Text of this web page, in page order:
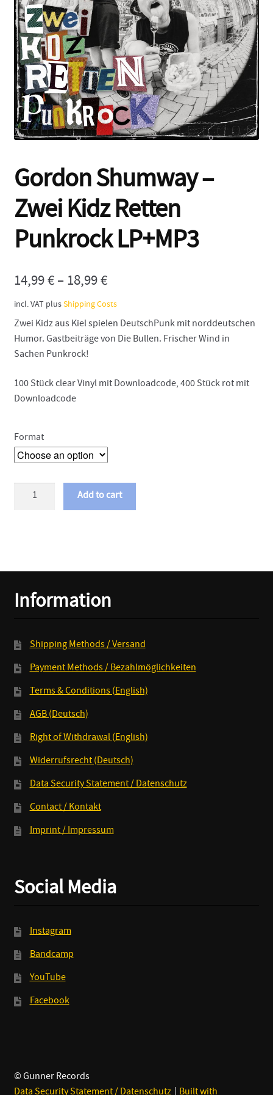
Contact
Gordon Shumway –
Zwei Kidz Retten
Punkrock LP+MP3
14,99€– 18,99€
incl. VAT plusShipping Costs
Zwei Kidz aus Kiel spielen DeutschPunk mit norddeutschen
Humor. Gastbeiträge von Die Bullen. Frischer Wind in
Sachen Punkrock!
100 Stück clear Vinyl mit Downloadcode, 400 Stück rot mit
Downloadcode
Format
Gordon
LP+MP3
quantity
Add to cart
Information
Shipping Methods / Versand
Payment Methods / Bezahlmöglichkeiten
Terms & Conditions (English)
AGB (Deutsch)
Right of Withdrawal (English)
Widerrufsrecht (Deutsch)
Data Security Statement / Datenschutz
Contact / Kontakt
Imprint / Impressum
Social Media
Instagram
Bandcamp
YouTube
Facebook
© Gunner Records